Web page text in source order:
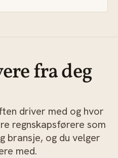
fra deg
driver med og hvor
regnskapsførere som
bransje, og du velger
med.